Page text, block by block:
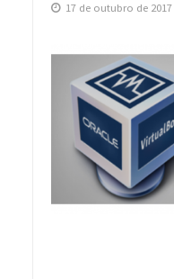
17 de outubro de 2017